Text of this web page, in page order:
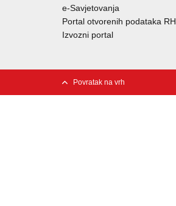
e-Savjetovanja
Portal otvorenih podataka RH
Izvozni portal
Povratak na vrh